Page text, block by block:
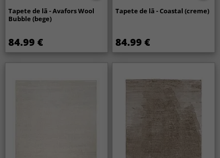
Tapete de lã - Avafors Wool
Bubble (bege)
84.99 €
Tapete de lã - Coastal (creme)
84.99 €